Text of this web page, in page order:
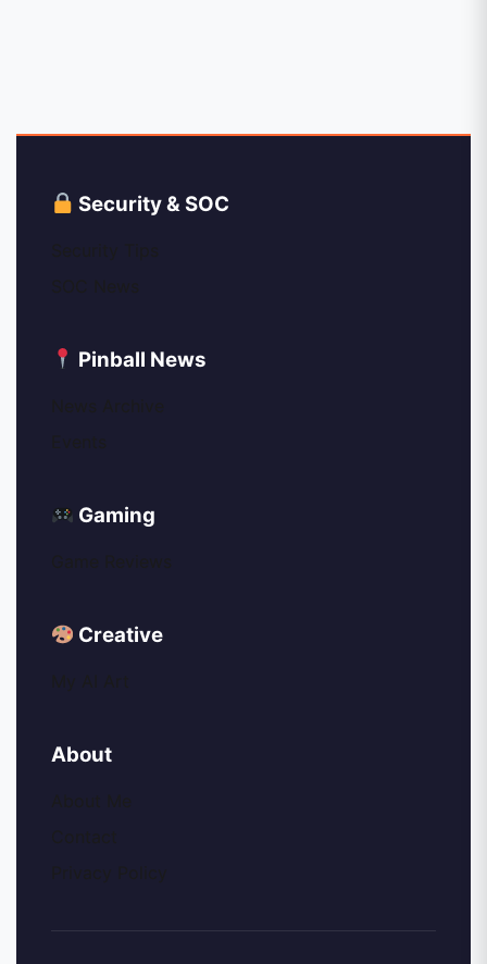
Security & SOC
Pinball News
Gaming
Creative
About